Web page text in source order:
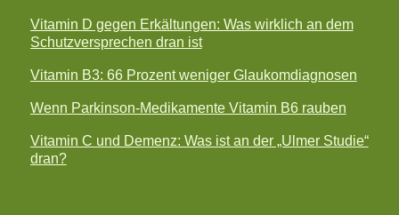
Vitamin D gegen Erkältungen: Was wirklich an dem
Schutzversprechen dran ist
Vitamin B3: 66 Prozent weniger Glaukomdiagnosen
Wenn Parkinson-Medikamente Vitamin B6 rauben
Vitamin C und Demenz: Was ist an der „Ulmer Studie“
dran?